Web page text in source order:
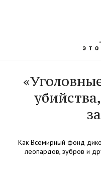
Как Всемирный фонд
леопардов, зубров и